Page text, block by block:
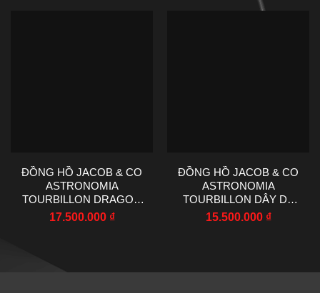
ĐỒNG HỒ JACOB & CO
ASTRONOMIA
TOURBILLON DRAGON
CHẾ TÁC 50MM
17.500.000 ₫
ĐỒNG HỒ JACOB & CO
ASTRONOMIA
TOURBILLON DÂY DA
MÀU XANH 50MM
15.500.000 ₫